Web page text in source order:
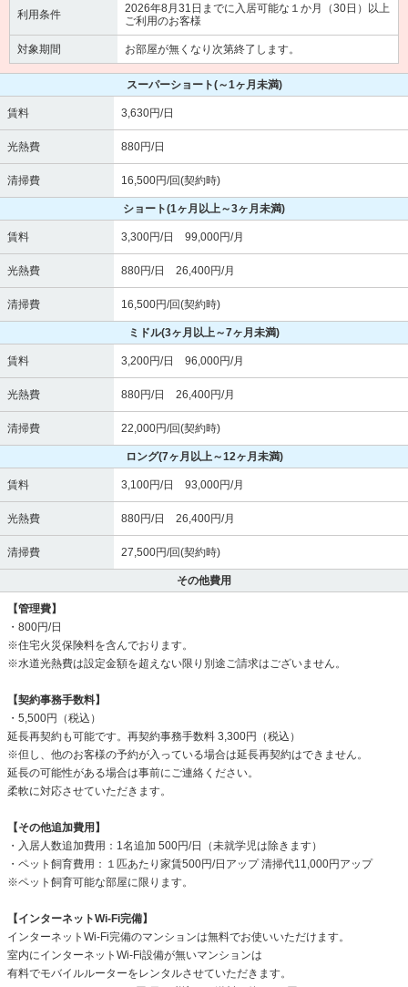
利用条件
2026年8月31日までに入居可能な１か月（30日）以上
ご利用のお客様
対象期間 お部屋が無くなり次第終了します。
スーパーショート(～1ヶ月未満)
賃料 3,630円/日
光熱費 880円/日
清掃費 16,500円/回(契約時)
ショート(1ヶ月以上～3ヶ月未満)
賃料 3,300円/日 99,000円/月
光熱費 880円/日 26,400円/月
清掃費 16,500円/回(契約時)
ミドル(3ヶ月以上～7ヶ月未満)
賃料 3,200円/日 96,000円/月
光熱費 880円/日 26,400円/月
清掃費 22,000円/回(契約時)
ロング(7ヶ月以上～12ヶ月未満)
賃料 3,100円/日 93,000円/月
光熱費 880円/日 26,400円/月
清掃費 27,500円/回(契約時)
その他費用
【管理費】
・800円/日
※住宅火災保険料を含んでおります。
※水道光熱費は設定金額を超えない限り別途ご請求はございません。
【契約事務手数料】
・5,500円（税込）
延長再契約も可能です。再契約事務手数料 3,300円（税込）
※但し、他のお客様の予約が入っている場合は延長再契約はできません。
延長の可能性がある場合は事前にご連絡ください。
柔軟に対応させていただきます。
【その他追加費用】
・入居人数追加費用：1名追加 500円/日（未就学児は除きます）
・ペット飼育費用：１匹あたり家賃500円/日アップ 清掃代11,000円アップ
※ペット飼育可能な部屋に限ります。
【インターネットWi-Fi完備】
インターネットWi-Fi完備のマンションは無料でお使いいただけます。
室内にインターネットWi-Fi設備が無いマンションは
有料でモバイルルーターをレンタルさせていただきます。